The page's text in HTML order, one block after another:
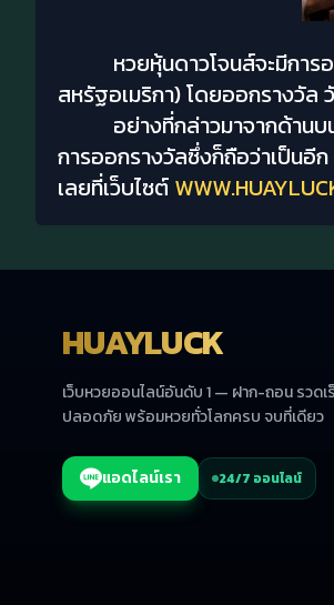
หวยหุ้นดาวโจนส์จะมีกา
สหรัฐอเมริกา) โดยออกรางวัล
อย่างที่กล่าวมาจากด้าน
การออกรางวัลซึ่งก็ถือว่าเป็นอี
เลยที่เว็บไซต์
HUAYLUCK
เว็บหวยออนไลน์อันดับ 1 — ฝาก-ถอน รวดเ
ปลอดภัย พร้อมหวยทั่วโลกครบ จบที่เดียว
แอดไลน์เรา 24/7 ออนไลน์